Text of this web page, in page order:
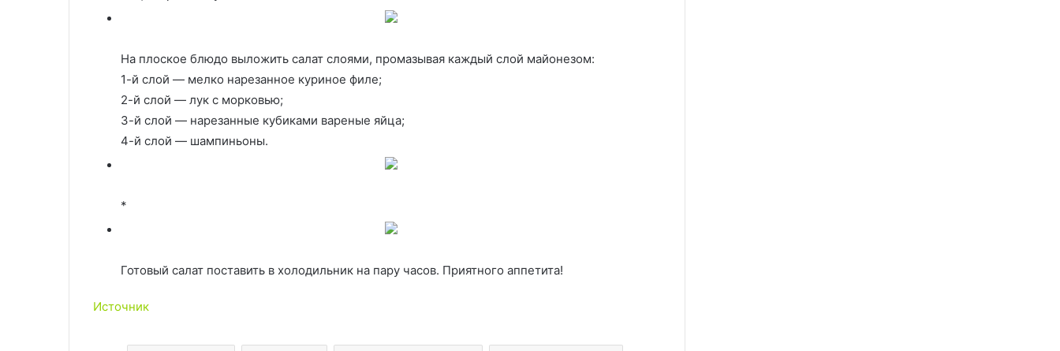
На плоское блюдо выложить салат слоями, промазывая каждый слой майонезом:
1-й слой — мелко нарезанное куриное филе;
2-й слой — лук с морковью;
3-й слой — нарезанные кубиками вареные яйца;
4-й слой — шампиньоны.
*
Готовый салат поставить в холодильник на пару часов. Приятного аппетита!
Источник